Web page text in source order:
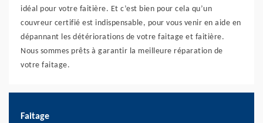
idéal pour votre faitière. Et c’est bien pour cela qu’un
couvreur certifié est indispensable, pour vous venir en aide en
dépannant les détériorations de votre faitage et faitière.
Nous sommes prêts à garantir la meilleure réparation de
votre faitage.
Faitage